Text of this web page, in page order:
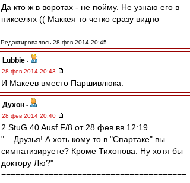
Да кто ж в воротах - не пойму. Не узнаю его в
пикселях (( Маккея то четко сразу видно
Редактировалось 28 фев 2014 20:45
Lubbie -
28 фев 2014 20:43
И Макеев вместо Паршивлюка.
Духон -
28 фев 2014 20:40
2 StuG 40 Ausf F/8 от 28 фев вв 12:19
"... Друзья! А хоть кому то в "Спартаке" вы
симпатизируете? Кроме Тихонова. Ну хотя бы
доктору Лю?"
=======================================